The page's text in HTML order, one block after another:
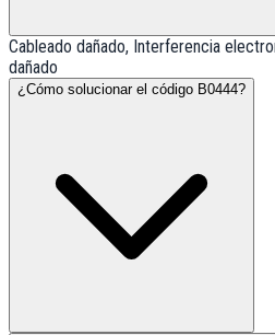
Cableado dañado, Interferencia
dañado
¿Cómo solucionar el código B0444?